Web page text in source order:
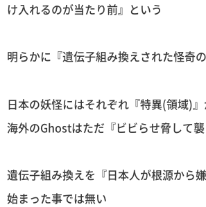
け入れるのが当たり前』という
明らかに『遺伝子組み換えされた怪奇
日本の妖怪にはそれぞれ『特異(領域)
海外のGhostはただ『ビビらせ脅して襲
遺伝子組み換えを『日本人が根源から
始まった事では無い